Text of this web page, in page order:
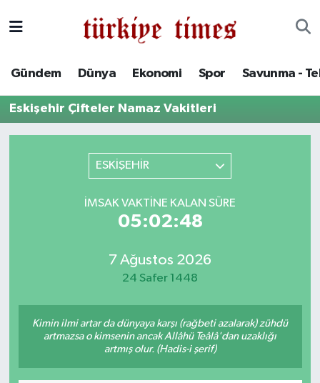
Gündem Dünya Ekonomi Spor Savunma -
Eskişehir Çifteler Namaz Vakitleri
ESKİŞEHİR
İMSAK VAKTINE KALAN SÜRE
05:02:48
7 Ağustos 2026
24 Safer 1448
Kimin ilmi artar da dünyaya karşı (rağbeti azalarak) zühdü
artmazsa o kimsenin ancak Allâhü Teâlâ'dan uzaklığı
artmış olur. (Hadis-i şerif)
Ekonomi
Savunma - Teknoloji
Süper Lig Puan Durumu ve Fikstür
Tüm Manşetler
Son Dakika Haberleri